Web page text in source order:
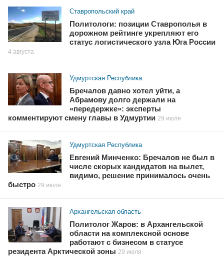
Ставропольский край
Политологи: позиции Ставрополья в
дорожном рейтинге укрепляют его
статус логистического узла Юга России
4 августа
Удмуртская Республика
Бречалов давно хотел уйти, а
Абрамову долго держали на
«передержке»: эксперты
комментируют смену главы в Удмуртии 29 июля
Удмуртская Республика
Евгений Минченко: Бречалов не был в
числе скорых кандидатов на вылет,
видимо, решение принималось очень
быстро 29 июля
Архангельская область
Политолог Жаров: в Архангельской
области на комплексной основе
работают с бизнесом в статусе
резидента Арктической зоны 29 июля